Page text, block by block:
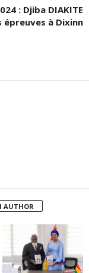
: Djiba DIAKITE
épreuves à Dixinn
AUTHOR